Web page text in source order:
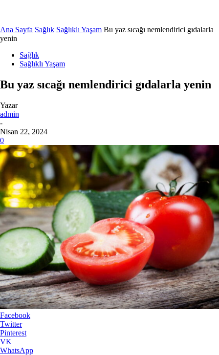
Ana Sayfa Sağlık Sağlıklı Yaşam Bu yaz sıcağı nemlendirici gıdalarla
yenin
Sağlık
Sağlıklı Yaşam
Bu yaz sıcağı nemlendirici gıdalarla yenin
Yazar
admin
-
Nisan 22, 2024
0
Facebook
Twitter
Pinterest
VK
WhatsApp